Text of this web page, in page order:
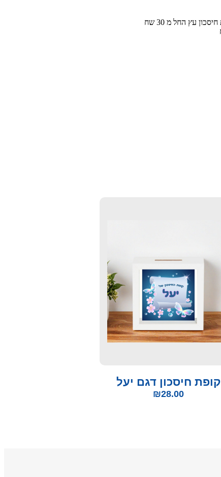
קופות חיסכון עץ החל מ 30 שח
קופת חיסכון דגם יעל
₪28.00